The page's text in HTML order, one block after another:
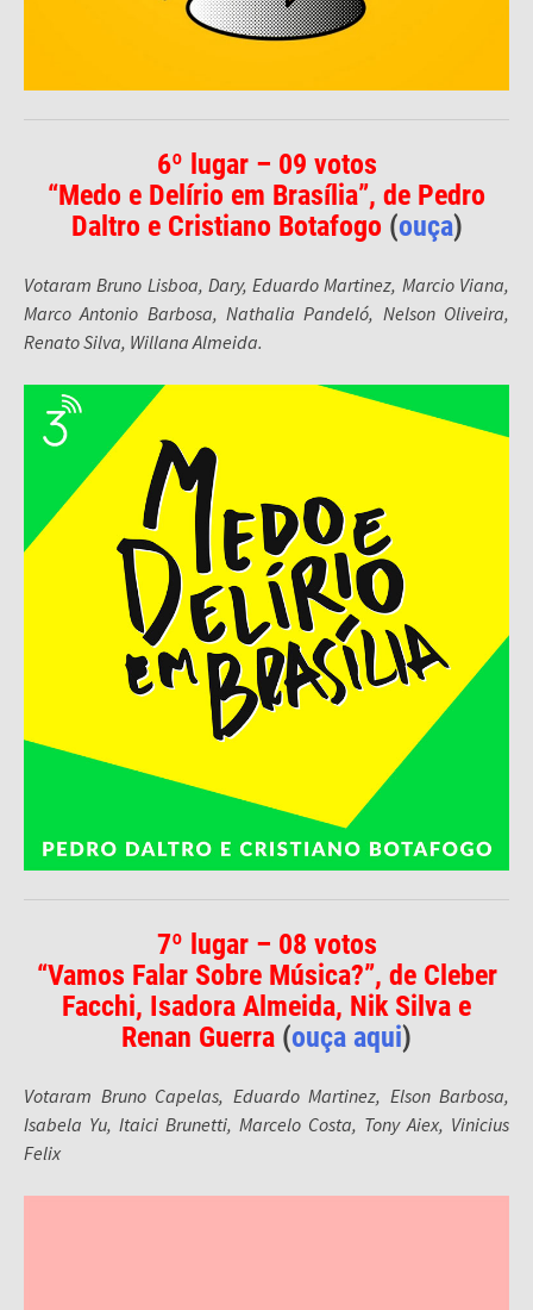
6º lugar – 09 votos
“Medo e Delírio em Brasília”, de Pedro
Daltro e Cristiano Botafogo (ouça)
Votaram Bruno Lisboa, Dary, Eduardo Martinez, Marcio Viana,
Marco Antonio Barbosa, Nathalia Pandeló, Nelson Oliveira,
Renato Silva, Willana Almeida.
7º lugar – 08 votos
“Vamos Falar Sobre Música?”, de Cleber
Facchi, Isadora Almeida, Nik Silva e
Renan Guerra (ouça aqui)
Votaram Bruno Capelas, Eduardo Martinez, Elson Barbosa,
Isabela Yu, Itaici Brunetti, Marcelo Costa, Tony Aiex, Vinicius
Felix